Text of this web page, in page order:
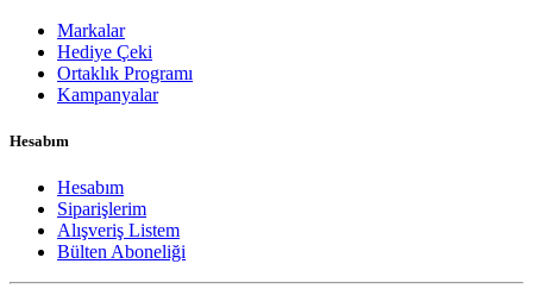
Markalar
Hediye Çeki
Ortaklık Programı
Kampanyalar
Hesabım
Hesabım
Siparişlerim
Alışveriş Listem
Bülten Aboneliği